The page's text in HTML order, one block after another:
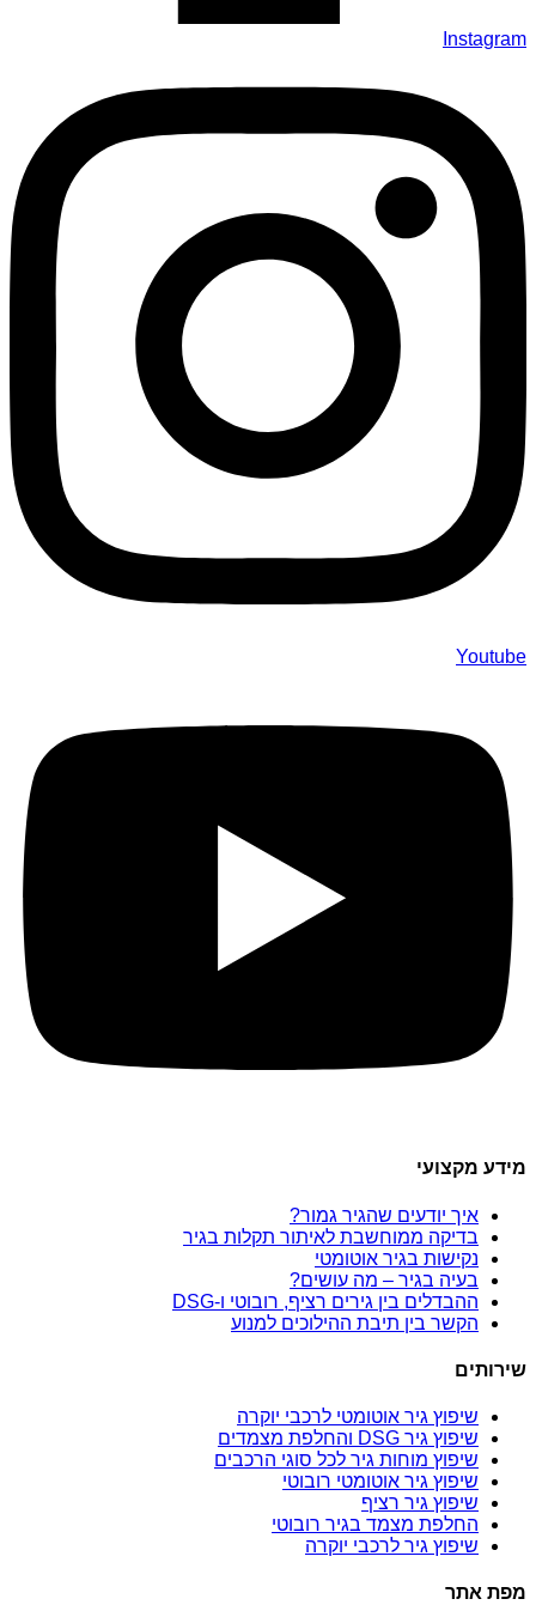
Instagram
Youtube
מידע מקצועי
איך יודעים שהגיר גמור?
בדיקה ממוחשבת לאיתור תקלות בגיר
נקישות בגיר אוטומטי
בעיה בגיר – מה עושים?
ההבדלים בין גירים רציף, רובוטי ו-DSG
הקשר בין תיבת ההילוכים למנוע
שירותים
שיפוץ גיר אוטומטי לרכבי יוקרה
שיפוץ גיר DSG והחלפת מצמדים
שיפוץ מוחות גיר לכל סוגי הרכבים
שיפוץ גיר אוטומטי רובוטי
שיפוץ גיר רציף
החלפת מצמד בגיר רובוטי
שיפוץ גיר לרכבי יוקרה
מפת אתר